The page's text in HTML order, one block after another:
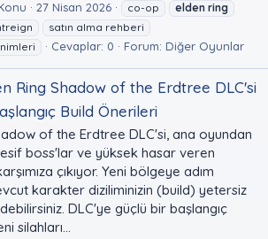
27 Nisan 2026 co-op elden ring
satın alma rehberi
Cevaplar: 0 Forum: Diğer Oyunlar
Ring Shadow of the Erdtree DLC'si
Build Önerileri
of the Erdtree DLC'si, ana oyundan
boss'lar ve yüksek hasar veren
çıkıyor. Yeni bölgeye adım
karakter diziliminizin (build) yetersiz
DLC'ye güçlü bir başlangıç
silahları...